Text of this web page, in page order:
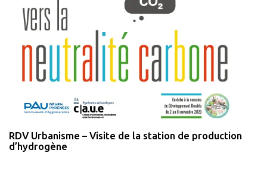
RDV Urbanisme – Visite de la station de production
d’hydrogène